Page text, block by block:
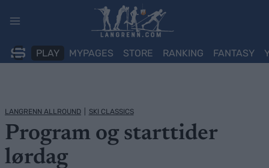
PLAY MYPAGES STORE RANKING FANTASY
LANGRENN ALLROUND SKI CLASSICS
Program og starttider
lørdag